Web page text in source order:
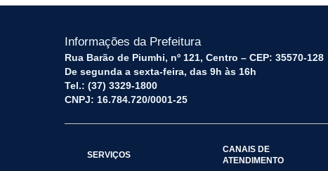
Informações da Prefeitura
Rua Barão de Piumhi, nº 121, Centro – CEP: 35570-128
De segunda a sexta-feira, das 9h às 16h
Tel.: (37) 3329-1800
CNPJ: 16.784.720/0001-25
SERVIÇOS
CANAIS DE
ATENDIMENTO